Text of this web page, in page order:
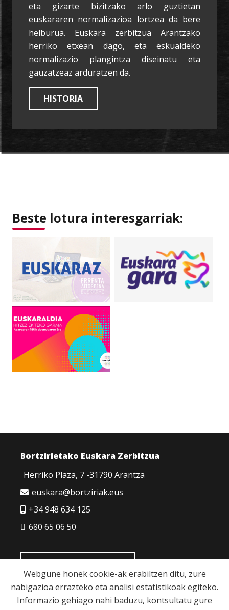
eta gizarte bizitzako arlo guztietan
euskararen normalizazioa lortzea da bere
helburua. Euskara zerbitzua Arantzako
herriko etxean dago, eta eskualdeko
normalizazio plangintza diseinatu eta
gauzatzeaz arduratzen da.
HISTORIA
Beste lotura interesgarriak:
Bortzirietako Euskara Zerbitzua
Herriko Plaza, 7 -31790 Arantza
euskara@bortziriak.eus
+34 948 634 125
680 65 06 50
Webgune honek cookie-ak erabiltzen ditu, zure
nabigazioa errazteko eta analisi estatistikoak egiteko.
Informazio gehiago nahi baduzu, kontsultatu gure